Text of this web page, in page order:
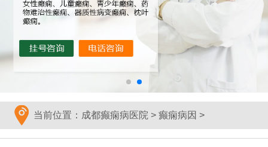
当前位置： 成都癫痫病医院 > 癫痫病因 >